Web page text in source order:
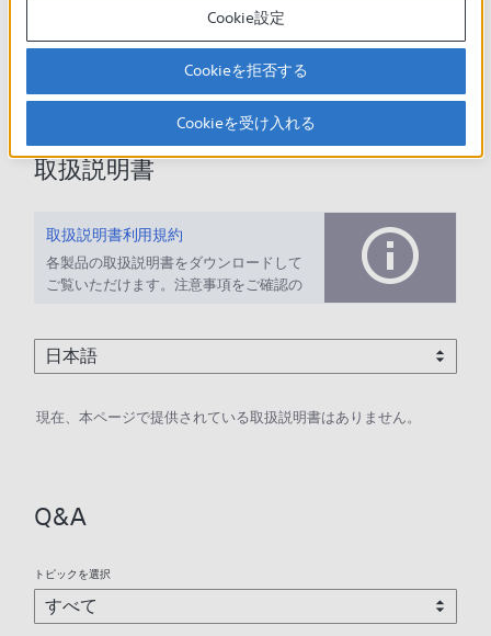
現在、本ページで提供されているアップデート情報はありませ
取扱説明書
取扱説明書利用規約
各製品の取扱説明書をダウンロードして
ご覧いただけます。注意事項をご確認の
現在、本ページで提供されている取扱説明書はありません。
Q&A
トピックを選択
Cookie設定
Cookieを拒否する
Cookieを受け入れる